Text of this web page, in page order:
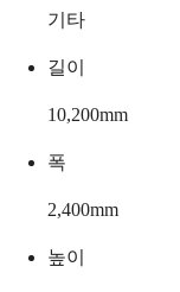
기타
길이
10,200mm
폭
2,400mm
높이